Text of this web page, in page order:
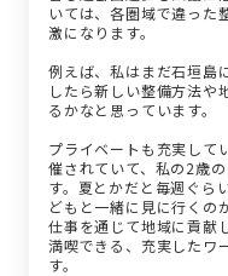
いては、各圏域で違った
激になります。
例えば、私はまだ石垣島
したら新しい整備方法や
るかなと思っています。
プライベートも充実して
催されていて、私の2歳
す。夏とかだと毎週ぐら
どもと一緒に見に行くの
仕事を通じて地域に貢献
満喫できる、充実したワ
す。